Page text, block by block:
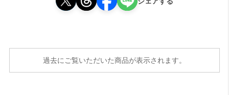
過去にご覧いただいた商品が表示されます。